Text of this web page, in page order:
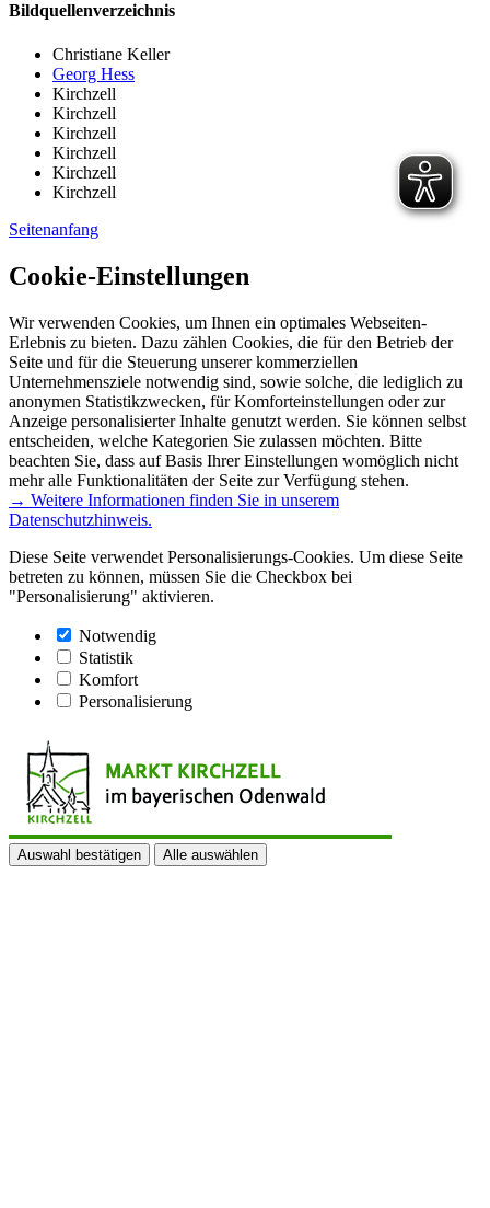
Bildquellenverzeichnis
Christiane Keller
Georg Hess
Kirchzell
Kirchzell
Kirchzell
Kirchzell
Kirchzell
Kirchzell
Seitenanfang
Cookie-Einstellungen
Wir verwenden Cookies, um Ihnen ein optimales Webseiten-
Erlebnis zu bieten. Dazu zählen Cookies, die für den Betrieb der
Seite und für die Steuerung unserer kommerziellen
Unternehmensziele notwendig sind, sowie solche, die lediglich zu
anonymen Statistikzwecken, für Komforteinstellungen oder zur
Anzeige personalisierter Inhalte genutzt werden. Sie können selbst
entscheiden, welche Kategorien Sie zulassen möchten. Bitte
beachten Sie, dass auf Basis Ihrer Einstellungen womöglich nicht
mehr alle Funktionalitäten der Seite zur Verfügung stehen.
→ Weitere Informationen finden Sie in unserem
Datenschutzhinweis.
Diese Seite verwendet Personalisierungs-Cookies. Um diese Seite
betreten zu können, müssen Sie die Checkbox bei
"Personalisierung" aktivieren.
Notwendig
Statistik
Komfort
Personalisierung
Auswahl bestätigen Alle auswählen